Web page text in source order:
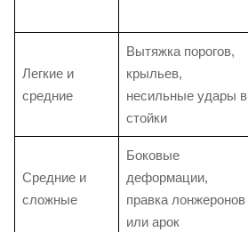
Легкие и
средние
Вытяжка порогов,
крыльев,
несильные удары в
стойки
Средние и
сложные
Боковые
деформации,
правка лонжеронов
или арок